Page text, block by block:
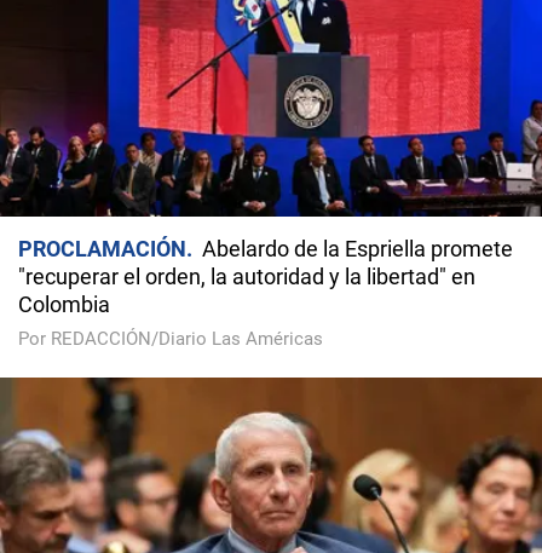
PROCLAMACIÓN
Abelardo de la Espriella promete
"recuperar el orden, la autoridad y la libertad" en
Colombia
Por REDACCIÓN/Diario Las Américas